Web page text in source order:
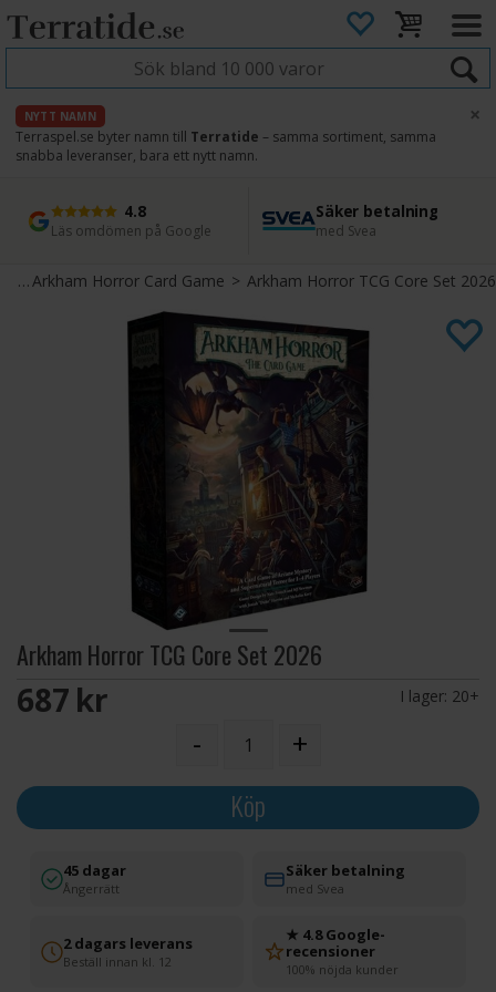
NYTT NAMN
Terraspel.se byter namn till Terratide – samma sortiment, samma
snabba leveranser, bara ett nytt namn.
×
4.8
Läs omdömen på Google
Säker betalning
med Svea
Snabb leverans
Direkt från lager
45 dagars ångerrätt
Enkel retur
>Arkham Horror Card Game>Arkham Horror TCG Core Set 2026
Arkham Horror TCG Core Set 2026
687 SEK I lager: 20+
- +
Köp
45 dagar
Ångerrätt
Säker betalning
med Svea
2 dagars leverans
Beställ innan kl. 12
★ 4.8 Google-
recensioner
100% nöjda kunder